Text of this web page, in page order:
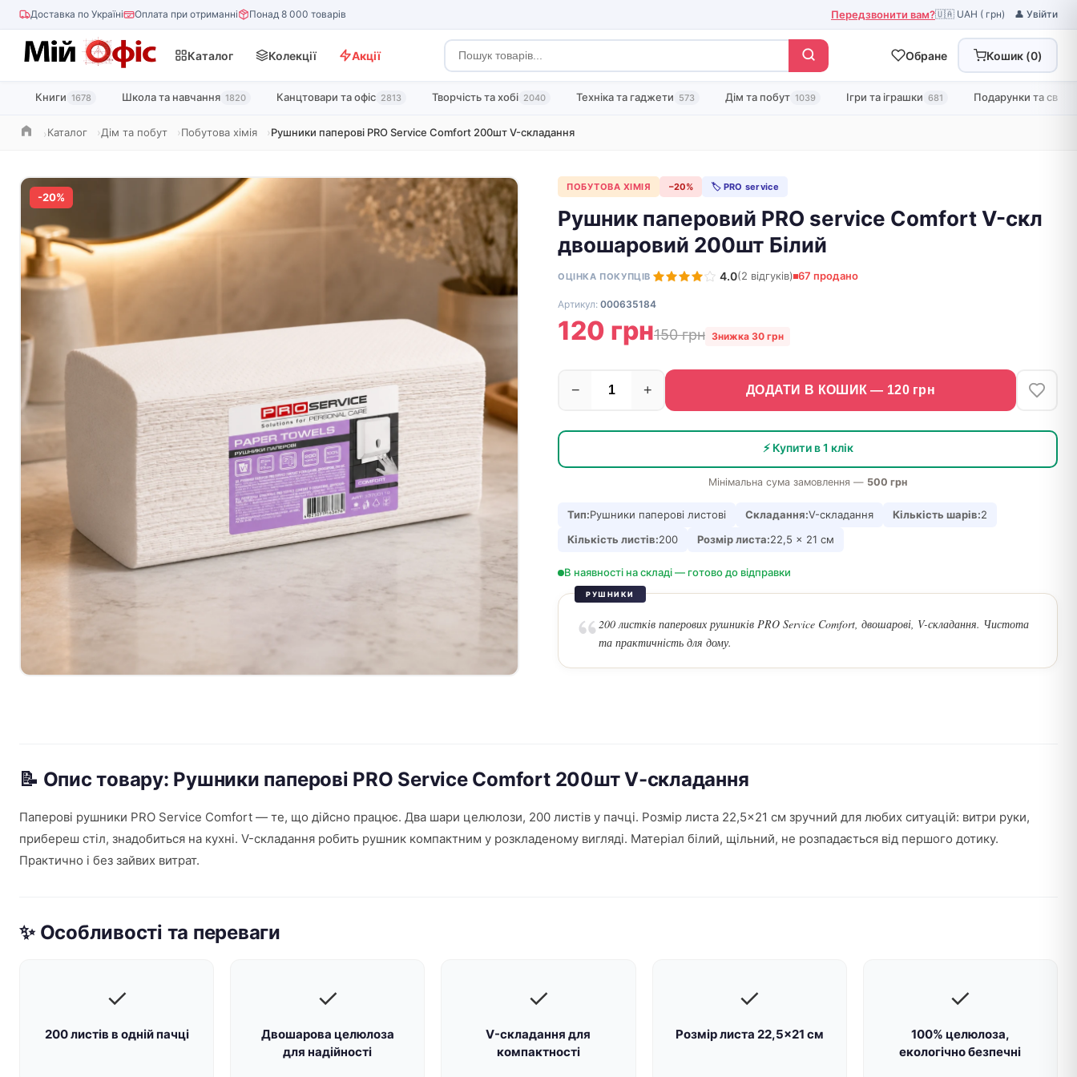
Доставка по Україні Оплата при отриманні Понад 8 000 товарів Передзвонити вам?🇺🇦 UAH ( грн) 👤 Увійти
Каталог Колекції Акції Обране Кошик (0)
Книги 1678 Школа та навчання 1820 Канцтовари та офіс 2813 Творчість та хобі 2040 Техніка та гаджети 573 Дім та побут 1039 Ігри та іграшки 681 Подарунки та свята
ГоловнаКаталог Дім та побут Побутова хімія Рушники паперові PRO Service Comfort 200шт V-складання
-20%
ПОБУТОВА ХІМІЯ −20% 🏷 PRO service
Рушник паперовий PRO service Comfort V-скл
двошаровий 200шт Білий
ОЦІНКА ПОКУПЦІВ 4.0(2 відгуків) 67 продано
Артикул: 000635184
120 грн150 грн Знижка 30 грн
− + ДОДАТИ В КОШИК — 120грн
⚡ Купити в 1 клік
Мінімальна сума замовлення — 500 грн
Тип:Рушники паперові листові Складання:V-складання Кількість шарів:2
Кількість листів:200 Розмір листа:22,5 × 21 см
В наявності на складі — готово до відправки
РУШНИКИ
200 листків паперових рушників PRO Service Comfort, двошарові, V-складання. Чистота
та практичність для дому.
📝 Опис товару: Рушники паперові PRO Service Comfort 200шт V-складання
Паперові рушники PRO Service Comfort — те, що дійсно працює. Два шари целюлози, 200 листів у пачці. Розмір листа 22,5×21 см зручний для любих ситуацій: витри руки,
прибереш стіл, знадобиться на кухні. V-складання робить рушник компактним у розкладеному вигляді. Матеріал білий, щільний, не розпадається від першого дотику.
Практично і без зайвих витрат.
✨ Особливості та переваги
✓
200 листів в одній пачці
✓
Двошарова целюлоза
для надійності
✓
V-складання для
компактності
✓
Розмір листа 22,5×21 см
✓
100% целюлоза,
екологічно безпечні